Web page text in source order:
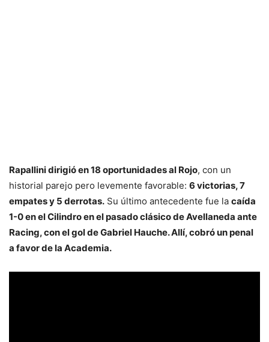
Rapallini dirigió en 18 oportunidades al Rojo, con un
historial parejo pero levemente favorable: 6 victorias, 7
empates y 5 derrotas. Su último antecedente fue la caída
1-0 en el Cilindro en el pasado clásico de Avellaneda ante
Racing, con el gol de Gabriel Hauche. Allí, cobró un penal
a favor de la Academia.